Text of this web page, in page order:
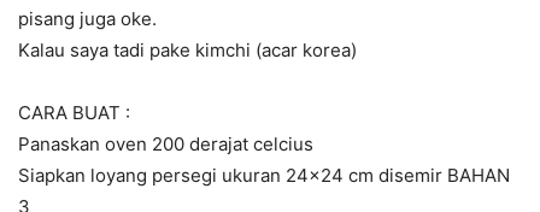
pisang juga oke.
Kalau saya tadi pake kimchi (acar korea)
CARA BUAT :
Panaskan oven 200 derajat celcius
Siapkan loyang persegi ukuran 24×24 cm disemir BAHAN
3